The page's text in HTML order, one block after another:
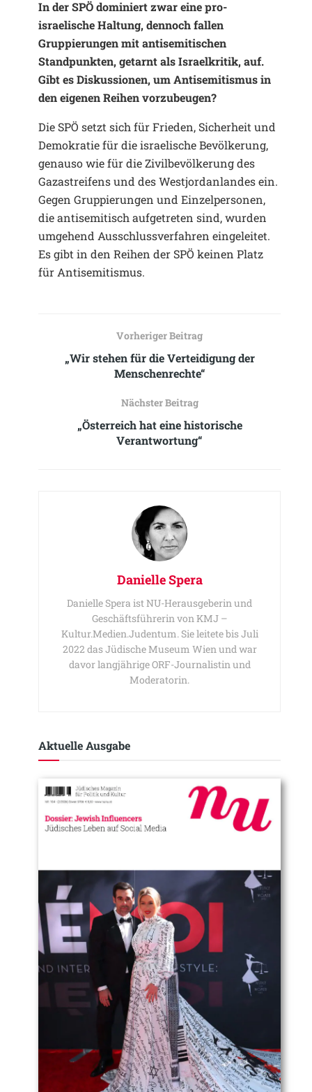
In der SPÖ dominiert zwar eine pro-
israelische Haltung, dennoch fallen
Gruppierungen mit antisemitischen
Standpunkten, getarnt als Israelkritik, auf.
Gibt es Diskussionen, um Antisemitismus in
den eigenen Reihen vorzubeugen?
Die SPÖ setzt sich für Frieden, Sicherheit und
Demokratie für die israelische Bevölkerung,
genauso wie für die Zivilbevölkerung des
Gazastreifens und des Westjordanlandes ein.
Gegen Gruppierungen und Einzelpersonen,
die antisemitisch aufgetreten sind, wurden
umgehend Ausschlussverfahren eingeleitet.
Es gibt in den Reihen der SPÖ keinen Platz
für Antisemitismus.
Vorheriger Beitrag
„Wir stehen für die Verteidigung der
Menschenrechte“
Nächster Beitrag
„Österreich hat eine historische
Verantwortung“
Danielle Spera
Danielle Spera ist NU-Herausgeberin und
Geschäftsführerin von KMJ –
Kultur.Medien.Judentum. Sie leitete bis Juli
2022 das Jüdische Museum Wien und war
davor langjährige ORF-Journalistin und
Moderatorin.
Aktuelle Ausgabe​